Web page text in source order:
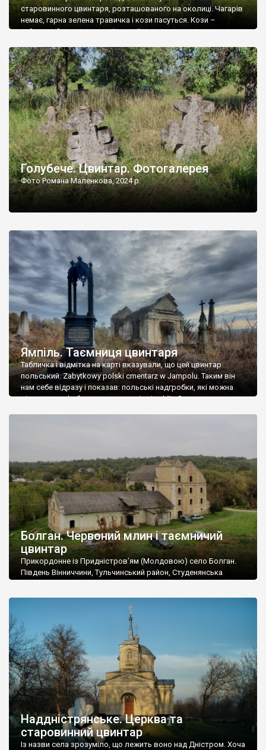
старовинного цвинтаря, розташованого на околиці. Чагарів
немає, гарна зелена травичка і кози пасуться. Кози –
найкращий регулятор шкідливої, для старих кладовищ,
бруньками, кози ті бруньки обгризають, бо то улюблений
делікатес. На цвинтарі у Голубечому ціла колекція
різноманітних форм хрестів. Село відносно невелике, […]
Голубече. Цвинтар. Фотогалерея
Фото Романа Маленкова, 2024 р.
Ямпіль. Таємниця цвинтаря
Табличка і відмітка на карті вказували, що цей цвинтар
польський. Zabytkowy polski cmentarz w Jampolu. Таким він
нам себе відразу і показав: польські надгробки, які можна
віднести до фабричних, польські епітафії… Загалом цвинтар
Болган. Червоний млин і таємничий
цвинтар
Прикордонне із Придністров’ям (Молдовою) село Болган.
Південь Вінниччини, Тульчинський район, Студенянська
старовинний цвинтар із кам’яними хрестами. Всі епітафії, які
збереглися, написані кирилицею, церковнослов’янською
мовою. За всіма традиційними ознаками – цвинтар
український. Хрести датуються 19 століттям. У 1924-1940
роках Болган […]
Наддністрянське. Церква та
старовинний цвинтар
Із назви села зрозуміло, що лежить воно над Дністром. Хоча